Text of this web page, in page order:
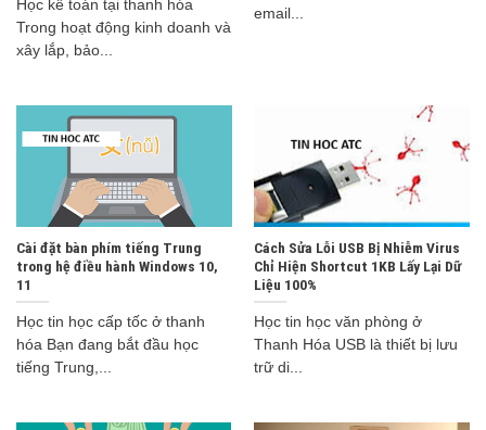
Học kế toán tại thanh hóa
Trong hoạt động kinh doanh và
xây lắp, bảo...
email...
Cài đặt bàn phím tiếng Trung
trong hệ điều hành Windows 10,
11
Học tin học cấp tốc ở thanh
hóa Bạn đang bắt đầu học
tiếng Trung,...
Cách Sửa Lỗi USB Bị Nhiễm Virus
Chỉ Hiện Shortcut 1KB Lấy Lại Dữ
Liệu 100%
Học tin học văn phòng ở
Thanh Hóa USB là thiết bị lưu
trữ di...